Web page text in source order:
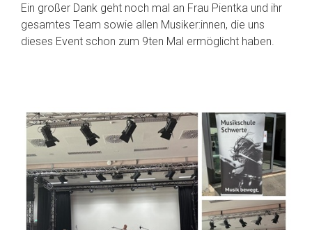
Ein großer Dank geht noch mal an Frau Pientka und ihr
gesamtes Team sowie allen Musiker:innen, die uns
dieses Event schon zum 9ten Mal ermöglicht haben.